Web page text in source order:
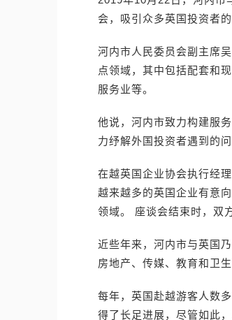
会，吸引众多英国投资者的
河内市人民委员会副主席
点领域，其中包括配套和
服务业等。
他说，河内市致力构建服
力纾解外国投资者遇到的问
在越英国企业协会执行经
越来越多的英国企业有意
领域。 座谈会结束时，双
近些年来，河内市与英国
房地产、传媒、教育和卫生
每年，英国赴越游客人数
得了长足进展，尽管如此